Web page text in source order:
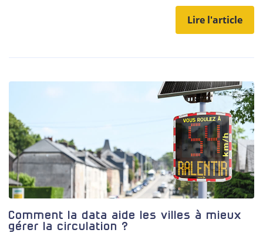
Lire l'article
Comment la data aide les villes à mieux
gérer la circulation ?